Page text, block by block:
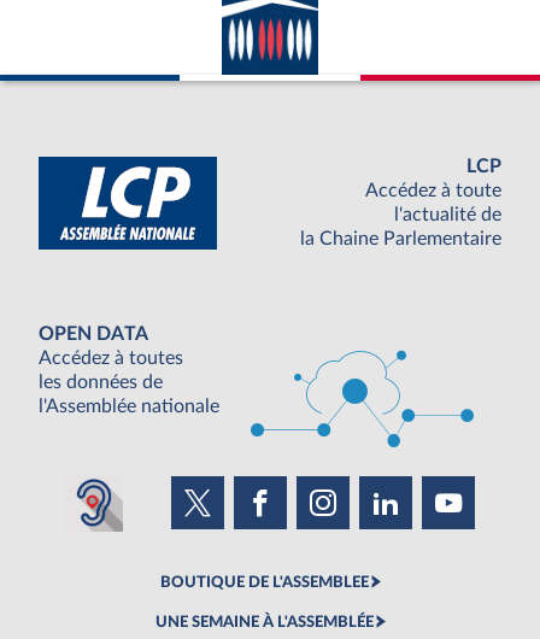
LCP
Accédez à toute
l'actualité de
la Chaine Parlementaire
OPEN DATA
Accédez à toutes
les données de
l'Assemblée nationale
BOUTIQUE DE L'ASSEMBLEE
UNE SEMAINE À L'ASSEMBLÉE